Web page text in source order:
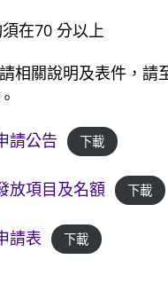
在70 分以上
相關說明及表件，請
請公告
下載
放項目及名額 下載
請表 下載